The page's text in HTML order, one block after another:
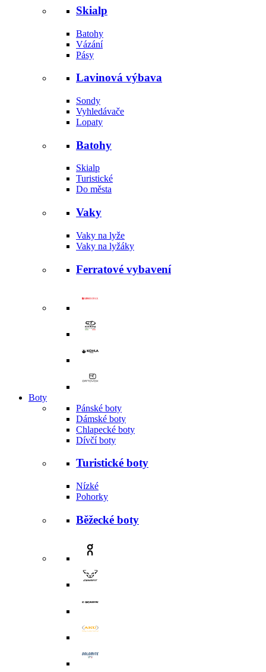
Skialp
Batohy
Vázání
Pásy
Lavinová výbava
Sondy
Vyhledávače
Lopaty
Batohy
Skialp
Turistické
Do města
Vaky
Vaky na lyže
Vaky na lyžáky
Ferratové vybavení
Boty
Pánské boty
Dámské boty
Chlapecké boty
Dívčí boty
Turistické boty
Nízké
Pohorky
Běžecké boty